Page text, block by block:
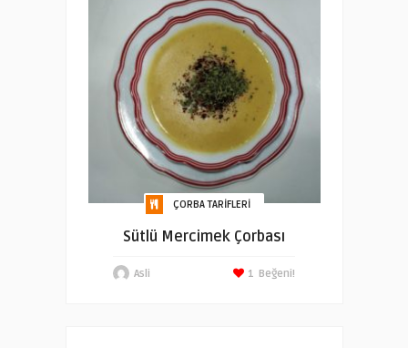
ÇORBA TARIFLERI
Sütlü Mercimek Çorbası
Asli Beğeni!
1